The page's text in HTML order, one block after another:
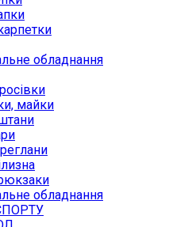
обладнання
майки
обладнання